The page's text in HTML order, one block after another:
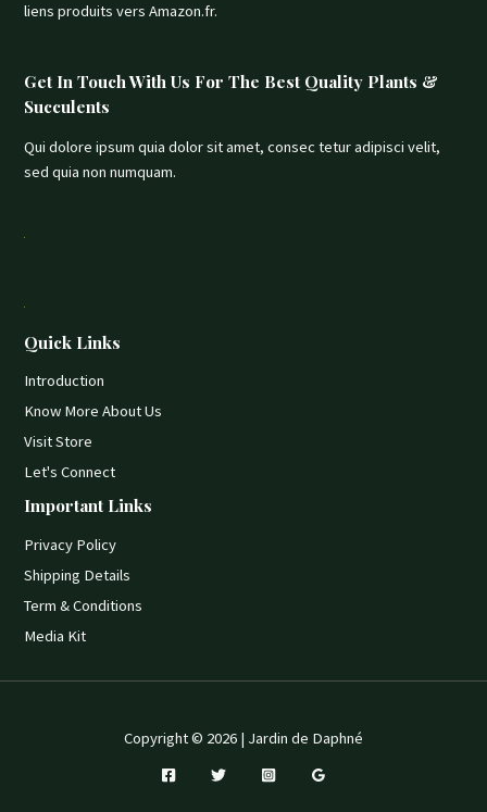
liens produits vers Amazon.fr.
Get In Touch With Us For The Best Quality Plants &
Succulents
Qui dolore ipsum quia dolor sit amet, consec tetur adipisci velit,
sed quia non numquam.
Quick Links
Introduction
Know More About Us
Visit Store
Let's Connect
Important Links
Privacy Policy
Shipping Details
Term & Conditions
Media Kit
Copyright © 2026 | Jardin de Daphné